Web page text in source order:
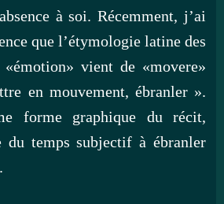
à soi. Récemment, j’ai
que l’étymologie latine des
vient de «movere»
en mouvement, ébranler ».
forme graphique du récit,
du temps subjectif à ébranler